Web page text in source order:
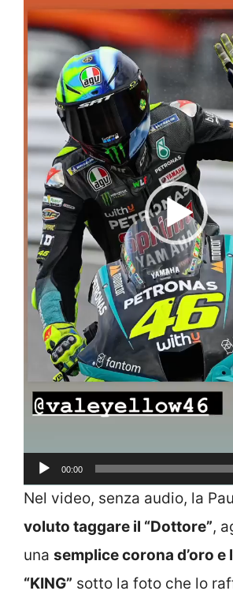
00:00
Nel video, senza audio, la
voluto taggare il “Dottore”,
una semplice corona d’oro e
“KING” sotto la foto che lo